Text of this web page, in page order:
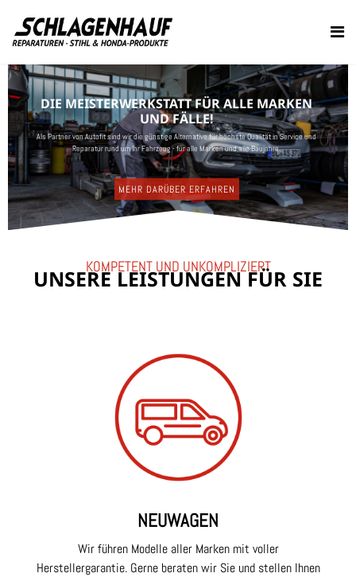
DIE MEISTERWERKSTATT FÜR ALLE MARKEN
UND FÄLLE!
Als Partner von Autofit sind wir die günstige Alternative für höchste Qualität in Service und
Reparatur rund um Ihr Fahrzeug - für alle Marken und alle Baujahre.
MEHR DARÜBER ERFAHREN
KOMPETENT UND UNKOMPLIZIERT
UNSERE LEISTUNGEN FÜR SIE
NEUWAGEN
Wir führen Modelle aller Marken mit voller
Herstellergarantie. Gerne beraten wir Sie und stellen Ihnen